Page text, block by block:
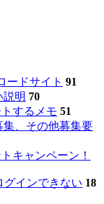
ードサイト 91
明 70
するメモ 51
、その他募集要
キャンペーン！
グインできない 18